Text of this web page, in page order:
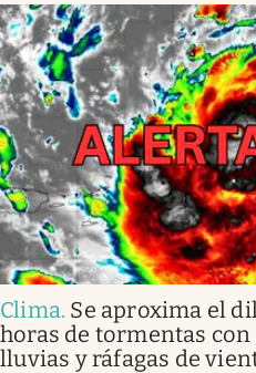
Clima. Se aproxima el
horas de tormentas
lluvias y ráfagas de